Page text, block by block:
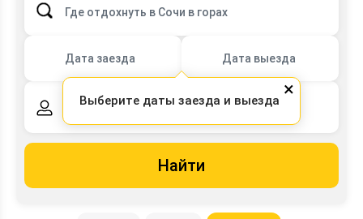
Где отдохнуть в Сочи в горах
Дата заезда Дата выезда
2 взрослых, 0 детей
Найти
×
Выберите даты заезда и выезда